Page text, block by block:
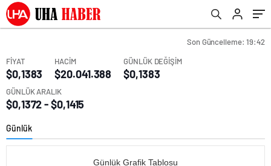
Son Güncelleme: 19:42
FİYAT
$0,1383
HACİM
$20.041.388
GÜNLÜK DEĞİŞİM
$0,1383
GÜNLÜK ARALIK
$0,1372 - $0,1415
Günlük
Günlük Grafik Tablosu